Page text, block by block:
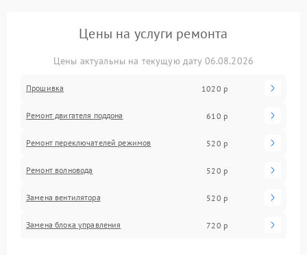
Цены на услуги ремонта
Цены актуальны на текущую дату 06.08.2026
Прошивка 1020 р
Ремонт двигателя поддона 610 р
Ремонт переключателей режимов 520 р
Ремонт волновода 520 р
Замена вентилятора 520 р
Замена блока управления 720 р